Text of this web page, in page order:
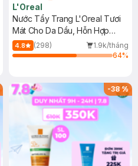
L'Oreal
Nước Tẩy Trang L'Oreal Tươi
Mát Cho Da Dầu, Hỗn Hợp
400ml
4.8 (298)
1.9k/tháng
64%
-38%